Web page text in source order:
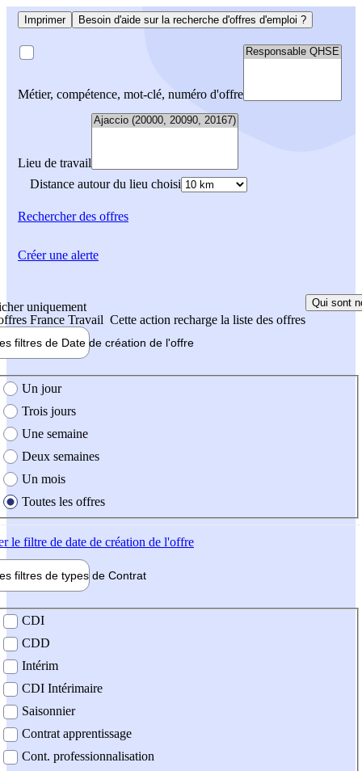
Imprimer Besoin d'aide sur la recherche d'offres d'emploi ?
Métier, compétence, mot-clé, numéro d'offre
Lieu de travail
Distance autour du lieu choisi
Rechercherdes offres
uniquement
France Travail Cette action recharge la liste des offres
Qui sont
filtres de Date de création de l'offre
création de l'offre
Un jour
Trois jours
Une semaine
Deux semaines
Un mois
Toutes les offres
le filtre de date de création de l'offre
filtres de types de Contrat
contrat
CDI
CDD
Intérim
CDI Intérimaire
Saisonnier
Contrat apprentissage
Cont. professionnalisation
Créer une alerte